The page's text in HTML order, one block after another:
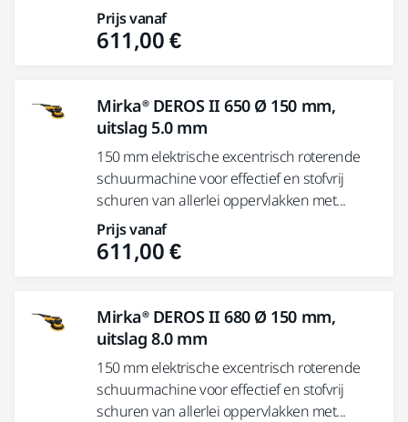
Prijs vanaf
611,00 €
Mirka® DEROS II 650 Ø 150 mm,
uitslag 5.0 mm
150 mm elektrische excentrisch roterende
schuurmachine voor effectief en stofvrij
schuren van allerlei oppervlakken met...
Prijs vanaf
611,00 €
Mirka® DEROS II 680 Ø 150 mm,
uitslag 8.0 mm
150 mm elektrische excentrisch roterende
schuurmachine voor effectief en stofvrij
schuren van allerlei oppervlakken met...